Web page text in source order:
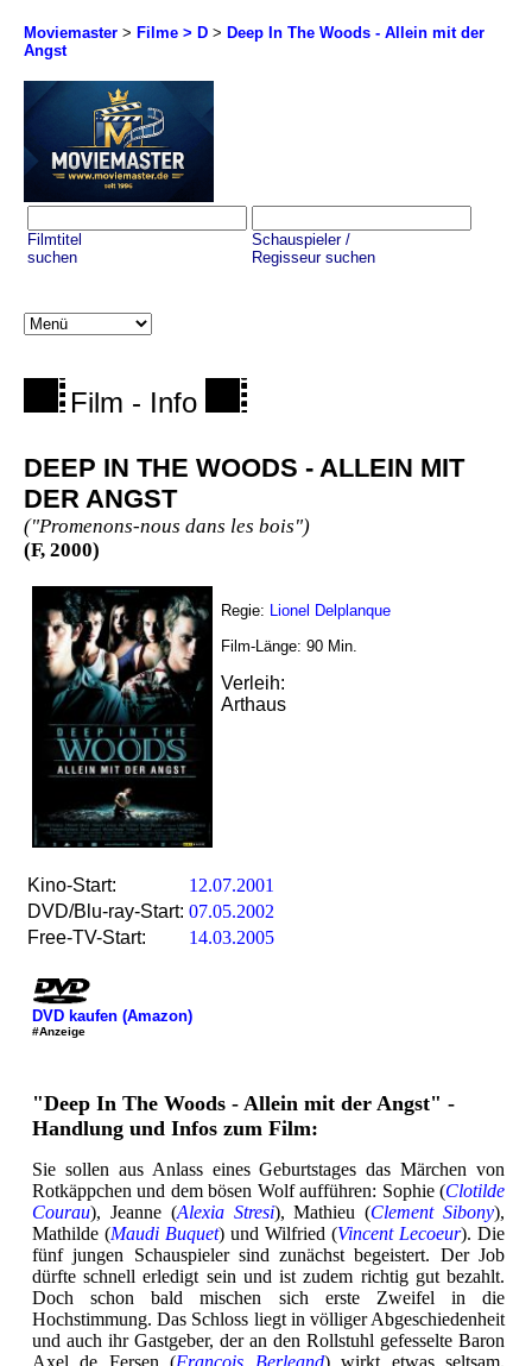
Moviemaster > Filme > D > Deep In The Woods - Allein mit der
Angst
Filmtitel
suchen
Schauspieler /
Regisseur suchen
Film - Info
DEEP IN THE WOODS - ALLEIN MIT
DER ANGST
("Promenons-nous dans les bois")
(F, 2000)
Regie: Lionel Delplanque
Film-Länge: 90 Min.
Verleih:
Arthaus
Kino-Start:
12.07.2001
DVD/Blu-ray-Start: 07.05.2002
Free-TV-Start:
14.03.2005
DVD kaufen (Amazon)
#Anzeige
"Deep In The Woods - Allein mit der Angst" -
Handlung und Infos zum Film:
Sie sollen aus Anlass eines Geburtstages das Märchen von
Rotkäppchen und dem bösen Wolf aufführen: Sophie (Clotilde
Courau), Jeanne (Alexia Stresi), Mathieu (Clement Sibony),
Mathilde (Maudi Buquet) und Wilfried (Vincent Lecoeur). Die
fünf jungen Schauspieler sind zunächst begeistert. Der Job
dürfte schnell erledigt sein und ist zudem richtig gut bezahlt.
Doch schon bald mischen sich erste Zweifel in die
Hochstimmung. Das Schloss liegt in völliger Abgeschiedenheit
und auch ihr Gastgeber, der an den Rollstuhl gefesselte Baron